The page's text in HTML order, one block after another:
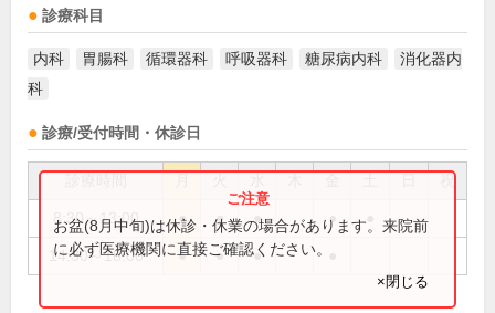
診療科目
内科 胃腸科 循環器科 呼吸器科 糖尿病内科
消化器内
科
診療/受付時間・休診日
祝
8:30～13:00 ● ● ● ●
14:30～18:00 ● ● ●
お盆(8月中旬)は休診・休業の場合があります。来院前
に必ず医療機関に直接ご確認ください。
×閉じる